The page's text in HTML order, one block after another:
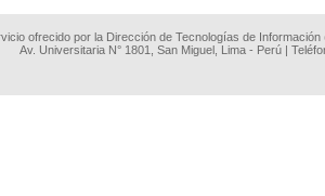
ofrecido por la Dirección de Tecnologías de
Av. Universitaria N° 1801, San Miguel, Lima - Perú |